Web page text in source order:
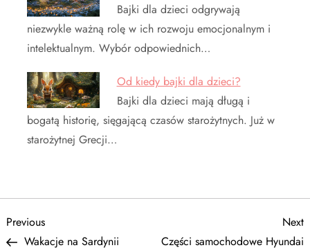
Bajki dla dzieci odgrywają
niezwykle ważną rolę w ich rozwoju emocjonalnym i
intelektualnym. Wybór odpowiednich…
Od kiedy bajki dla dzieci?
Bajki dla dzieci mają długą i
bogatą historię, sięgającą czasów starożytnych. Już w
starożytnej Grecji…
N
Previous
Post
Previous
Wakacje na Sardynii
Next
Części samochodowe Hyundai